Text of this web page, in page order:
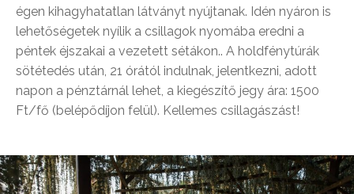
égen kihagyhatatlan látványt nyújtanak. Idén nyáron is
lehetőségetek nyílik a csillagok nyomába eredni a
péntek éjszakai a vezetett sétákon.. A holdfénytúrák
sötétedés után, 21 órától indulnak, jelentkezni, adott
napon a pénztárnál lehet, a kiegészítő jegy ára: 1500
Ft/fő (belépődíjon felül). Kellemes csillagászást!